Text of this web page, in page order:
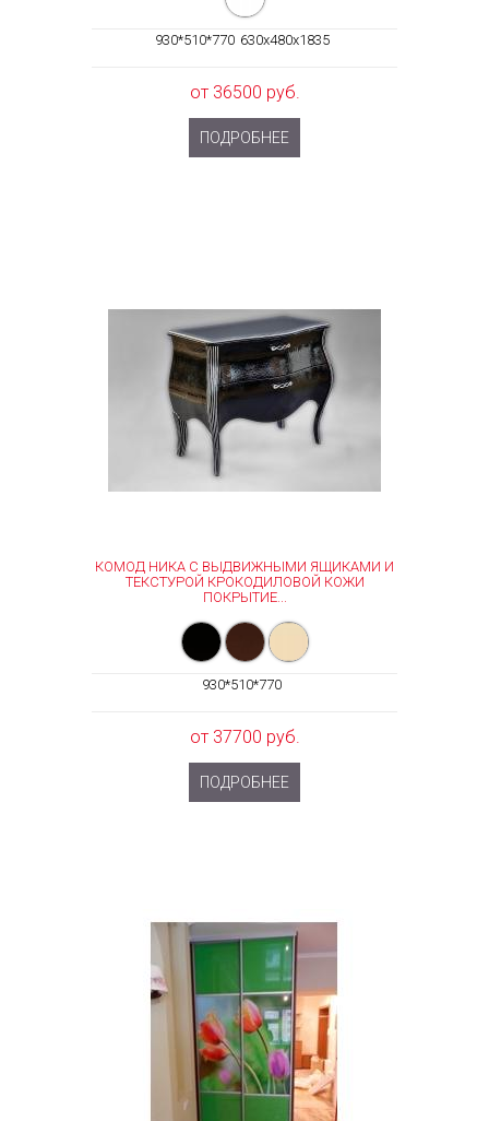
930*510*770 630x480x1835
от 36500 руб.
ПОДРОБНЕЕ
КОМОД НИКА С ВЫДВИЖНЫМИ ЯЩИКАМИ И
ТЕКСТУРОЙ КРОКОДИЛОВОЙ КОЖИ
ПОКРЫТИЕ...
930*510*770
от 37700 руб.
ПОДРОБНЕЕ